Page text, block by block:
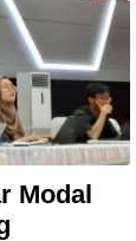
Modal